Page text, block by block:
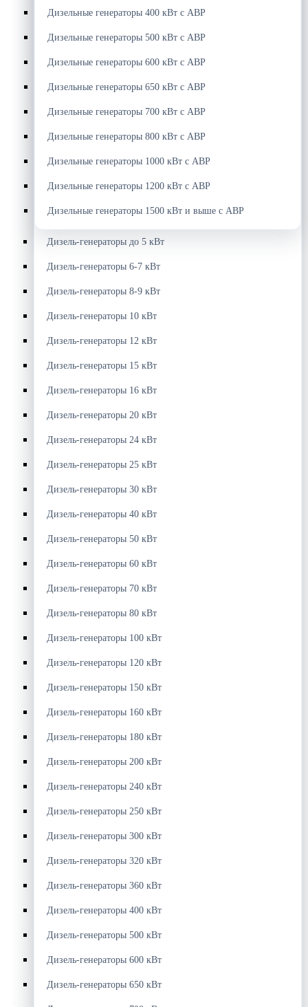
Дизельные генераторы 400 кВт с АВР
Дизельные генераторы 500 кВт с АВР
Дизельные генераторы 600 кВт с АВР
Дизельные генераторы 650 кВт с АВР
Дизельные генераторы 700 кВт с АВР
Дизельные генераторы 800 кВт с АВР
Дизельные генераторы 1000 кВт с АВР
Дизельные генераторы 1200 кВт с АВР
Дизельные генераторы 1500 кВт и выше с АВР
Дизель-генераторы до 5 кВт
Дизель-генераторы 6-7 кВт
Дизель-генераторы 8-9 кВт
Дизель-генераторы 10 кВт
Дизель-генераторы 12 кВт
Дизель-генераторы 15 кВт
Дизель-генераторы 16 кВт
Дизель-генераторы 20 кВт
Дизель-генераторы 24 кВт
Дизель-генераторы 25 кВт
Дизель-генераторы 30 кВт
Дизель-генераторы 40 кВт
Дизель-генераторы 50 кВт
Дизель-генераторы 60 кВт
Дизель-генераторы 70 кВт
Дизель-генераторы 80 кВт
Дизель-генераторы 100 кВт
Дизель-генераторы 120 кВт
Дизель-генераторы 150 кВт
Дизель-генераторы 160 кВт
Дизель-генераторы 180 кВт
Дизель-генераторы 200 кВт
Дизель-генераторы 240 кВт
Дизель-генераторы 250 кВт
Дизель-генераторы 300 кВт
Дизель-генераторы 320 кВт
Дизель-генераторы 360 кВт
Дизель-генераторы 400 кВт
Дизель-генераторы 500 кВт
Дизель-генераторы 600 кВт
Дизель-генераторы 650 кВт